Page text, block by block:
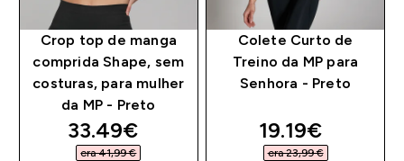
Crop top de manga
comprida Shape, sem
costuras, para mulher
da MP - Preto
discounted price
33.49€‎
era 41,99 €‎
Colete Curto de
Treino da MP para
Senhora - Preto
discounted
19.19€‎
era 23,99 €‎